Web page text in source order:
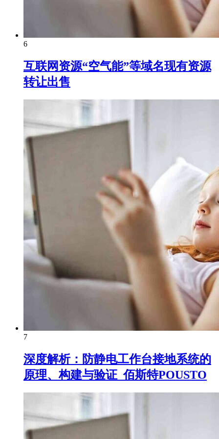
6
互联网资源“空气能”等域名现有资源
转让出售
7
深度解析：防静电工作台接地系统的
原理、构建与验证_佰斯特POUSTO